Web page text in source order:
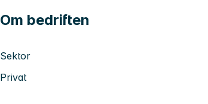
Om bedriften
Sektor
Privat